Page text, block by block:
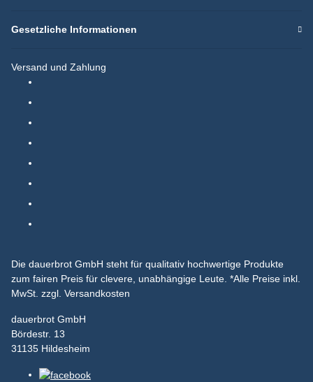
Gesetzliche Informationen
Versand und Zahlung
Die dauerbrot GmbH steht für qualitativ hochwertige Produkte
zum fairen Preis für clevere, unabhängige Leute. *Alle Preise inkl.
MwSt. zzgl. Versandkosten
dauerbrot GmbH
Bördestr. 13
31135 Hildesheim